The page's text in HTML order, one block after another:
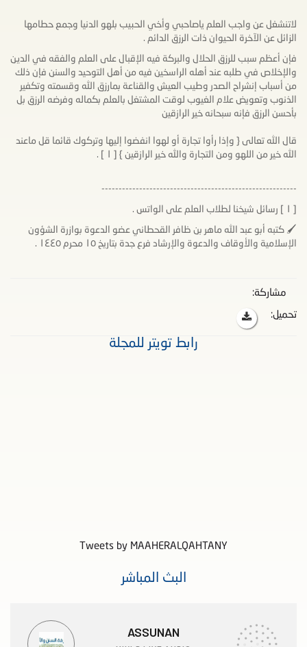
لاتنشغل عن واجب العلم ياصاحبي وأخي الحبيب بلهو الدنيا وجمع حطامها
الزائل عن الآخرة الحيوان ذات الرزق الدائم .
فإن أعظم سبب للرزق الحلال والبركة فيه الإقبال على العلم والفقه في الدين
والإخلاص في طلبه عند أهله الراسخين فيه من أهل التوحيد والسنن فإن ذلك
من أسباب إنشراح الصدر وطيب العيش والقناعة بمارزق الله وقسمته وتكفير
الذنوب وتعويض علام الغيوب لوقت المشتغل بالعلم بكماله وفرضه الرزق بل
بأحسن الرزق فإنه سبحانه خير الرازقين
قال الله تعالى { وإذا رأوا تجارة أو لهوا انفضوا إليها وتركوك قائما قل ماعند
الله خير من اللهو ومن التجارة والله خير الرازقين } [ ١ ] .
---------------------------------------------------------
🖌 كتبه أبو عبد الله ماهر بن ظافر القحطاني عضو الدعوة بوازرة الشؤون
الإسلامية والأوقاف والدعوة والإرشاد فرع جدة بتاريخ ١٥ محرم ١٤٤٥ .
مشاركة:
تحميل:
رابط تويتر للمجلة
Tweets by MAAHERALQAHTANY
البث المباشر